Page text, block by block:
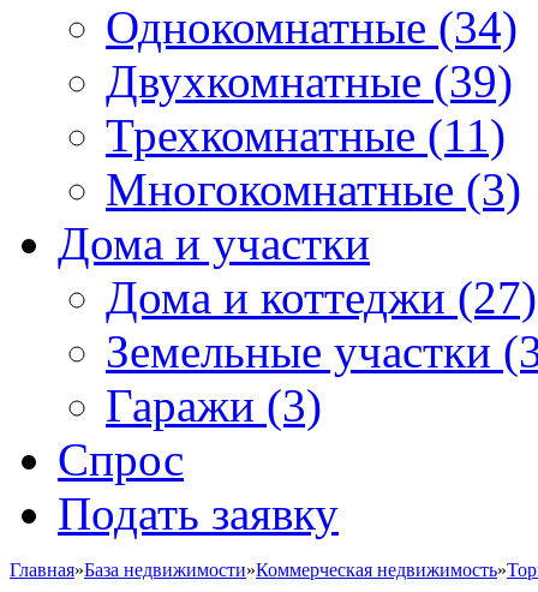
Однокомнатные (34)
Двухкомнатные (39)
Трехкомнатные (11)
Многокомнатные (3)
Дома и участки
Дома и коттеджи (27)
Земельные участки
Гаражи (3)
Спрос
Подать заявку
Главная»База недвижимости»Коммерческая недвижимость»